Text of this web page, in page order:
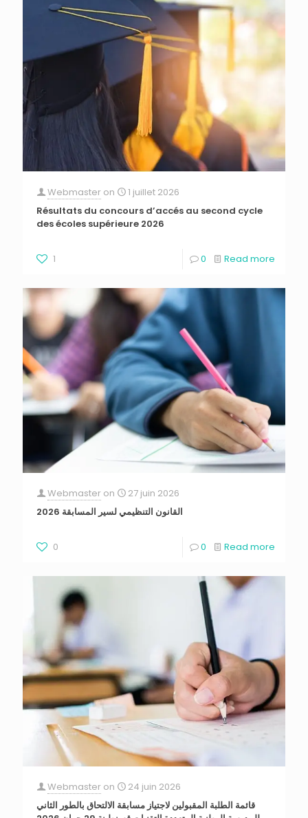
Webmaster on
1 juillet 2026
Résultats du concours d’accés au second cycle
des écoles supérieure 2026
1 0 Read more
Webmaster on
27 juin 2026
القانون التنظيمي لسير المسابقة 2026
0 0 Read more
Webmaster on
24 juin 2026
قائمة الطلبة المقبولين لاجتياز مسابقة الالتحاق بالطور الثاني